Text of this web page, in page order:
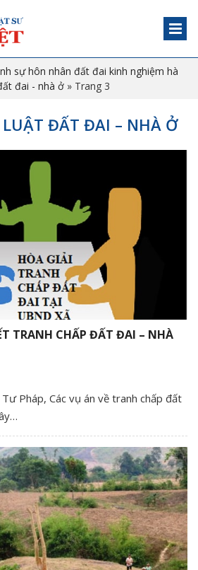
sự hôn nhân đất đai kinh nghiệm hà
đai - nhà ở » Trang 3
ĐẤT ĐAI – NHÀ Ở
TRANH CHẤP ĐẤT ĐAI – NHÀ
Pháp, Các vụ án về tranh chấp đất